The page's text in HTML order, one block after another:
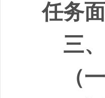
任务
三
（